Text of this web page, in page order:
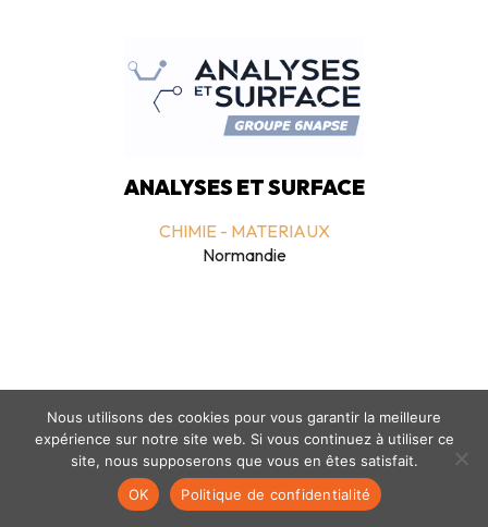
ANALYSES ET SURFACE
CHIMIE - MATERIAUX
Normandie
Mentions légales- politique de confidentialité- © coclico 2026
Nous utilisons des cookies pour vous garantir la meilleure
expérience sur notre site web. Si vous continuez à utiliser ce
site, nous supposerons que vous en êtes satisfait.
OK
Politique de confidentialité